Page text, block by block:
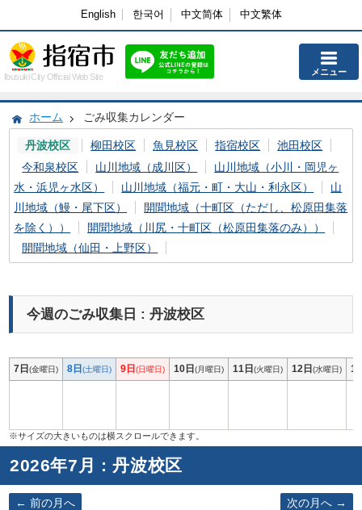
English 한국어 中文简体 中文繁体
Ibusuki City Official Web Site メニュー
ホーム ごみ収集カレンダー
丹波校区 柳田校区 魚見校区 指宿校区
池田校区
今和泉校区
山川地域（成川区）
山川地域（小川・岡児ヶ
水・浜児ヶ水区）
山川地域（福元・町・大山・利永区）
山
川地域（鰻・尾下区）
開聞地域（十町区（ただし、松原田集落
を除く））
開聞地域（川尻・十町区（松原田集落のみ））
開聞地域（仙田・上野区）
今週のごみ収集日 : 丹波校区
7日(金曜日) 8日(土曜日) 9日(日曜日) 10日(月曜日) 11日(火曜日) 12日(水曜日)
2026年7月 : 丹波校区
前の月へ 次の月へ